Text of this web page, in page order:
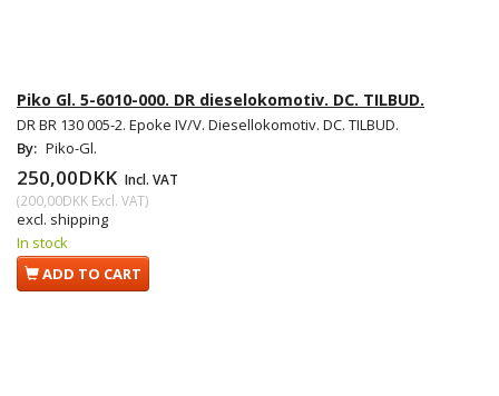
Piko Gl. 5-6010-000. DR dieselokomotiv. DC. TILBUD.
DR BR 130 005-2. Epoke IV/V. Diesellokomotiv. DC. TILBUD.
By: Piko-Gl.
250,00DKK Incl. VAT
(200,00DKK Excl. VAT)
excl. shipping
In stock
ADD TO CART